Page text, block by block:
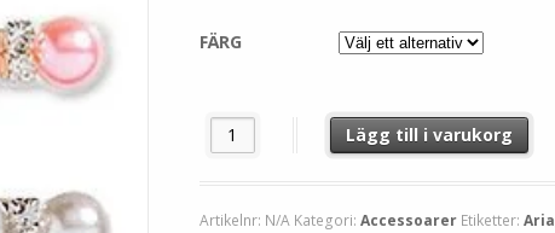
FÄRG
Hårspänne Pärlor mängdLägg till i varukorg
Artikelnr: N/A Kategori:Accessoarer Etiketter:Aria